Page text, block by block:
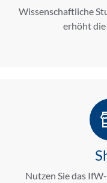
Wissenschaftliche
erhöht
Nutzen Sie das